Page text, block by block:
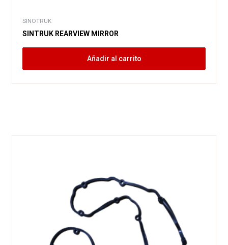
SINOTRUK
SINTRUK REARVIEW MIRROR
Añadir al carrito